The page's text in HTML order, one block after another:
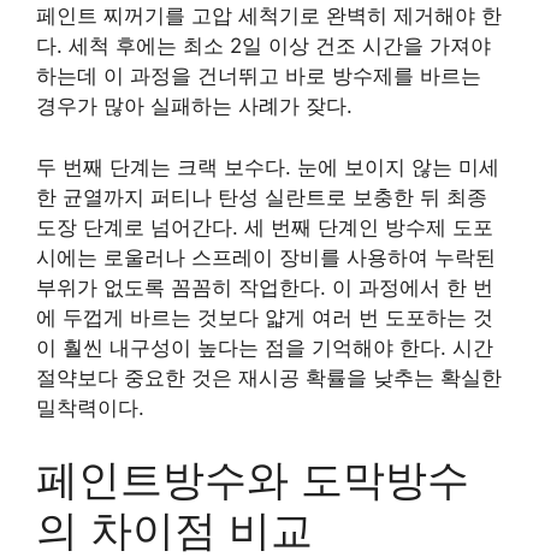
페인트 찌꺼기를 고압 세척기로 완벽히 제거해야 한
다. 세척 후에는 최소 2일 이상 건조 시간을 가져야
하는데 이 과정을 건너뛰고 바로 방수제를 바르는
경우가 많아 실패하는 사례가 잦다.
두 번째 단계는 크랙 보수다. 눈에 보이지 않는 미세
한 균열까지 퍼티나 탄성 실란트로 보충한 뒤 최종
도장 단계로 넘어간다. 세 번째 단계인 방수제 도포
시에는 로울러나 스프레이 장비를 사용하여 누락된
부위가 없도록 꼼꼼히 작업한다. 이 과정에서 한 번
에 두껍게 바르는 것보다 얇게 여러 번 도포하는 것
이 훨씬 내구성이 높다는 점을 기억해야 한다. 시간
절약보다 중요한 것은 재시공 확률을 낮추는 확실한
밀착력이다.
페인트방수와 도막방수
의 차이점 비교